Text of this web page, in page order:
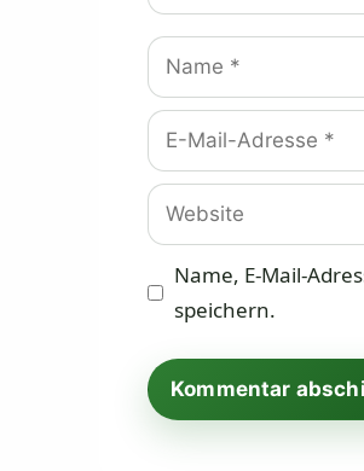
Name
E-
Mail-
Adresse
Website
Name, E-Mail-
speichern.